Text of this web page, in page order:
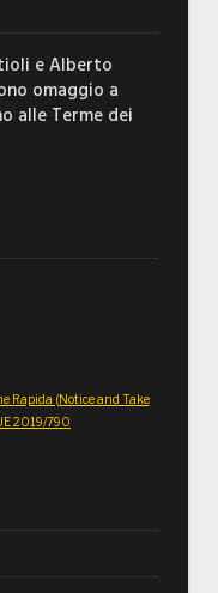
e Alberto
omaggio a
alle Terme dei
Rapida (Notice and Take
2019/790